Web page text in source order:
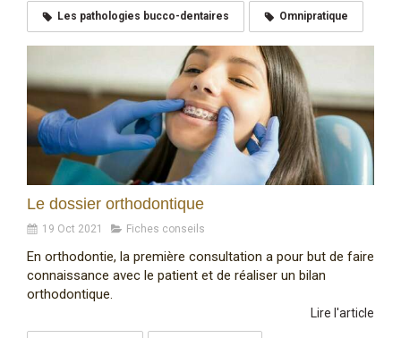
Les pathologies bucco-dentaires Omnipratique
Le dossier orthodontique
19 Oct 2021 Fiches conseils
En orthodontie, la première consultation a pour but de faire
connaissance avec le patient et de réaliser un bilan
orthodontique.
Lire l'article